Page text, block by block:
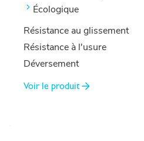
Écologique
Résistance au glissement
4/4
Résistance à l'usure
3/4
Déversement
4/4
Voir le produit